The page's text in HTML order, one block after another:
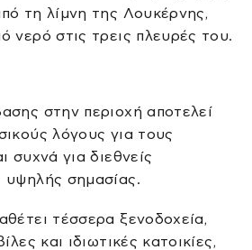
τη λίμνη της Λουκέρνης,
νερό στις τρεις πλευρές του.
στην περιοχή αποτελεί
λόγους για τους
συχνά για διεθνείς
υψηλής σημασίας.
τέσσερα ξενοδοχεία,
και ιδιωτικές κατοικίες,